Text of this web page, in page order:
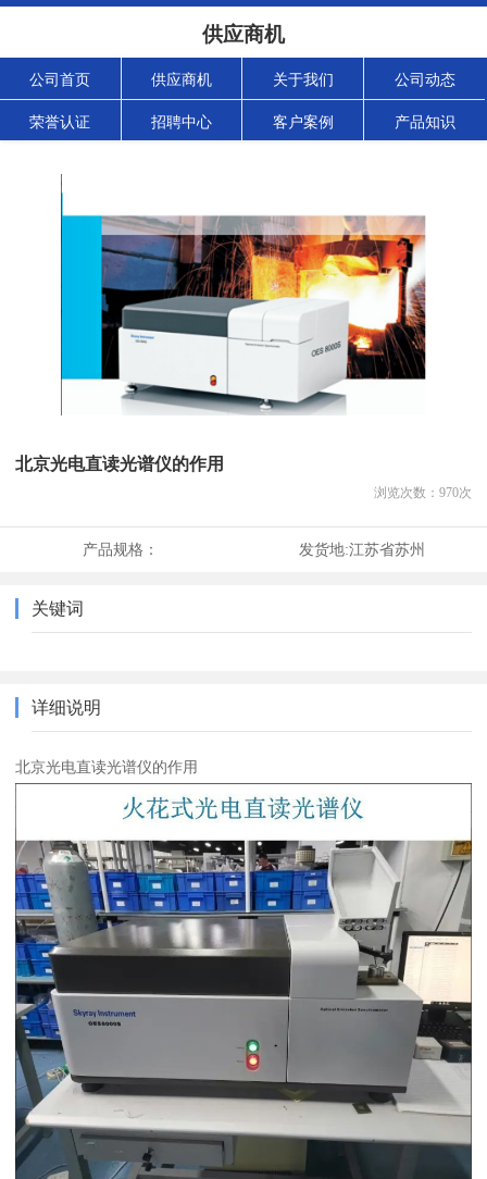
供应商机
公司首页 供应商机 关于我们 公司动态
荣誉认证 招聘中心 客户案例 产品知识
北京光电直读光谱仪的作用
浏览次数： 970次
产品规格： 发货地:江苏省苏州
关键词
详细说明
北京光电直读光谱仪的作用